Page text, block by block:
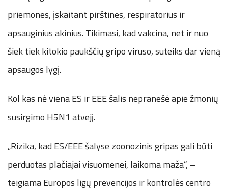
priemones, įskaitant pirštines, respiratorius ir
apsauginius akinius. Tikimasi, kad vakcina, net ir nuo
šiek tiek kitokio paukščių gripo viruso, suteiks dar vieną
apsaugos lygį.
Kol kas nė viena ES ir EEE šalis nepranešė apie žmonių
susirgimo H5N1 atvejį.
„Rizika, kad ES/EEE šalyse zoonozinis gripas gali būti
perduotas plačiajai visuomenei, laikoma maža“, –
teigiama Europos ligų prevencijos ir kontrolės centro